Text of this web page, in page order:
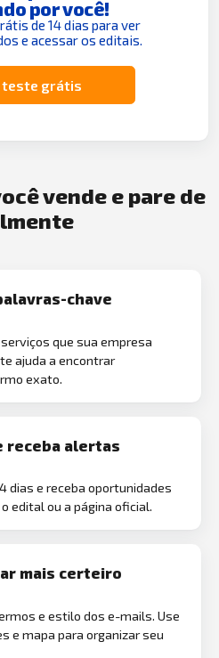
por você!
de 14 dias para ver
e acessar os editais.
grátis
vende e pare de
chave
que sua empresa
ajuda a encontrar
exato.
receba alertas
dias e receba oportunidades
edital ou a página oficial.
mais certeiro
e estilo dos e-mails. Use
e mapa para organizar seu